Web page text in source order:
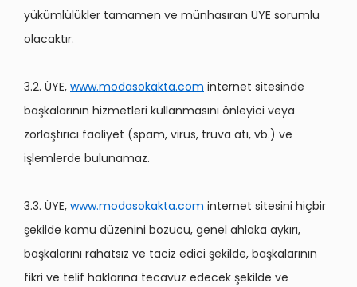
yükümlülükler tamamen ve münhasıran ÜYE sorumlu
olacaktır.
3.2. ÜYE, www.modasokakta.com internet sitesinde
başkalarının hizmetleri kullanmasını önleyici veya
zorlaştırıcı faaliyet (spam, virus, truva atı, vb.) ve
işlemlerde bulunamaz.
3.3. ÜYE, www.modasokakta.com internet sitesini hiçbir
şekilde kamu düzenini bozucu, genel ahlaka aykırı,
başkalarını rahatsız ve taciz edici şekilde, başkalarının
fikri ve telif haklarına tecavüz edecek şekilde ve